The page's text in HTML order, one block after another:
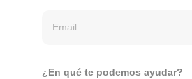
¿En qué te podemos ayudar?